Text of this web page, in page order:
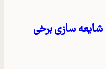
سازی برخی